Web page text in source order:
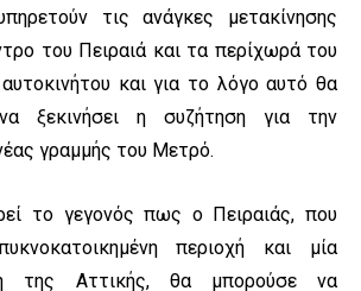
τις ανάγκες μετακίνησης
του Πειραιά και τα περίχωρά του
και για το λόγο αυτό θα
ξεκινήσει η συζήτηση για την
γραμμής του Μετρό.
το γεγονός πως ο Πειραιάς, που
περιοχή και μία
της Αττικής, θα μπορούσε να